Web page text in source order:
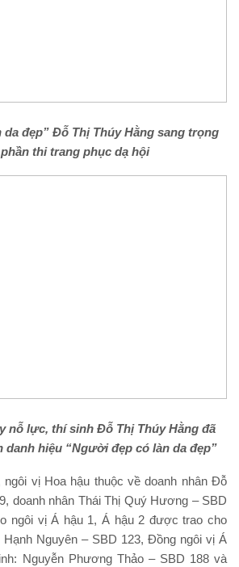
đẹp” Đỗ Thị Thúy Hằng sang trọng
thi trang phục dạ hội
nỗ lực, thí sinh Đỗ Thị Thúy Hằng đã
danh hiệu “Người đẹp có làn da đẹp”
ngôi vị Hoa hậu thuộc về doanh nhân Đỗ
doanh nhân Thái Thị Quý Hương – SBD
ngôi vị Á hậu 1, Á hậu 2 được trao cho
Hạnh Nguyên – SBD 123, Đồng ngôi vị Á
Nguyễn Phương Thảo – SBD 188 và